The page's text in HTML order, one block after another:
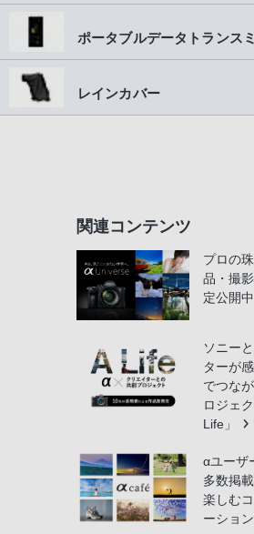
ポータブルデータトランス
レインカバー
関連コンテンツ
プロの
品・撮
定公開中
ソニー
ターが
でつな
ロジェ
Life」
αユーザ
多数掲
楽しむ
ーショ